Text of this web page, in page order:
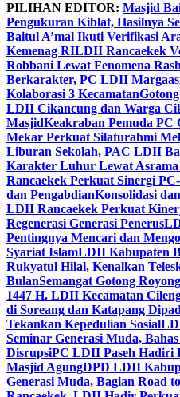
PILIHAN EDITOR: Masjid
Pengukuran Kiblat, Hasilnya
Baitul A’mal Ikuti Verifikasi
Kemenag RILDII Rancaekek
Robbani Lewat Fenomena
Berkarakter, PC LDII
Kolaborasi 3 Kecamatan
LDII Cikancung dan Warga
MasjidKeakraban Pemuda
Mekar Perkuat Silaturahmi
Liburan Sekolah, PAC LDII
Karakter Luhur Lewat
Rancaekek Perkuat Sinergi
dan PengabdianKonsolidasi
LDII Rancaekek Perkuat
Regenerasi Generasi Penerus
Pentingnya Mencari dan
Syariat IslamLDII Kabupaten
Rukyatul Hilal, Kenalkan
BulanSemangat Gotong
1447 H. LDII Kecamatan
di Soreang dan Katapang
Tekankan Kepedulian Sosial
Seminar Generasi Muda,
DisrupsiPC LDII Paseh Hadiri
Masjid AgungDPD LDII
Generasi Muda, Bagian Road